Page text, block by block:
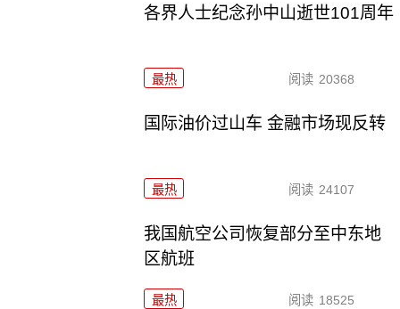
各界人士纪念孙中山逝世101周年
最热 阅读 20368
国际油价过山车 金融市场现反转
最热 阅读 24107
我国航空公司恢复部分至中东地
区航班
最热 阅读 18525